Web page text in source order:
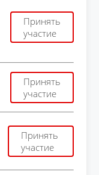
Принять
участие
Принять
участие
Принять
участие